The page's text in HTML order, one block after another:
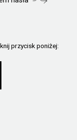
przycisk poniżej: